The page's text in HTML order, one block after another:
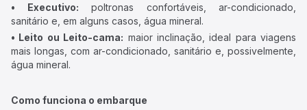
• Executivo: poltronas confortáveis, ar-condicionado,
sanitário e, em alguns casos, água mineral.
• Leito ou Leito-cama: maior inclinação, ideal para viagens
mais longas, com ar-condicionado, sanitário e, possivelmente,
água mineral.
Como funciona o embarque